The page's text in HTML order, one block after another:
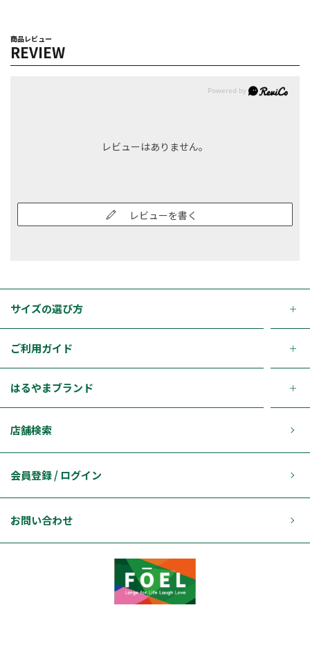
商品レビュー
REVIEW
レビューはありません。
レビューを書く
サイズの選び方
ご利用ガイド
はるやまブランド
店舗検索
会員登録 / ログイン
お問い合わせ